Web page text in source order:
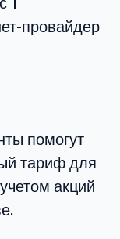
провайдер
помогут
тариф для
акций